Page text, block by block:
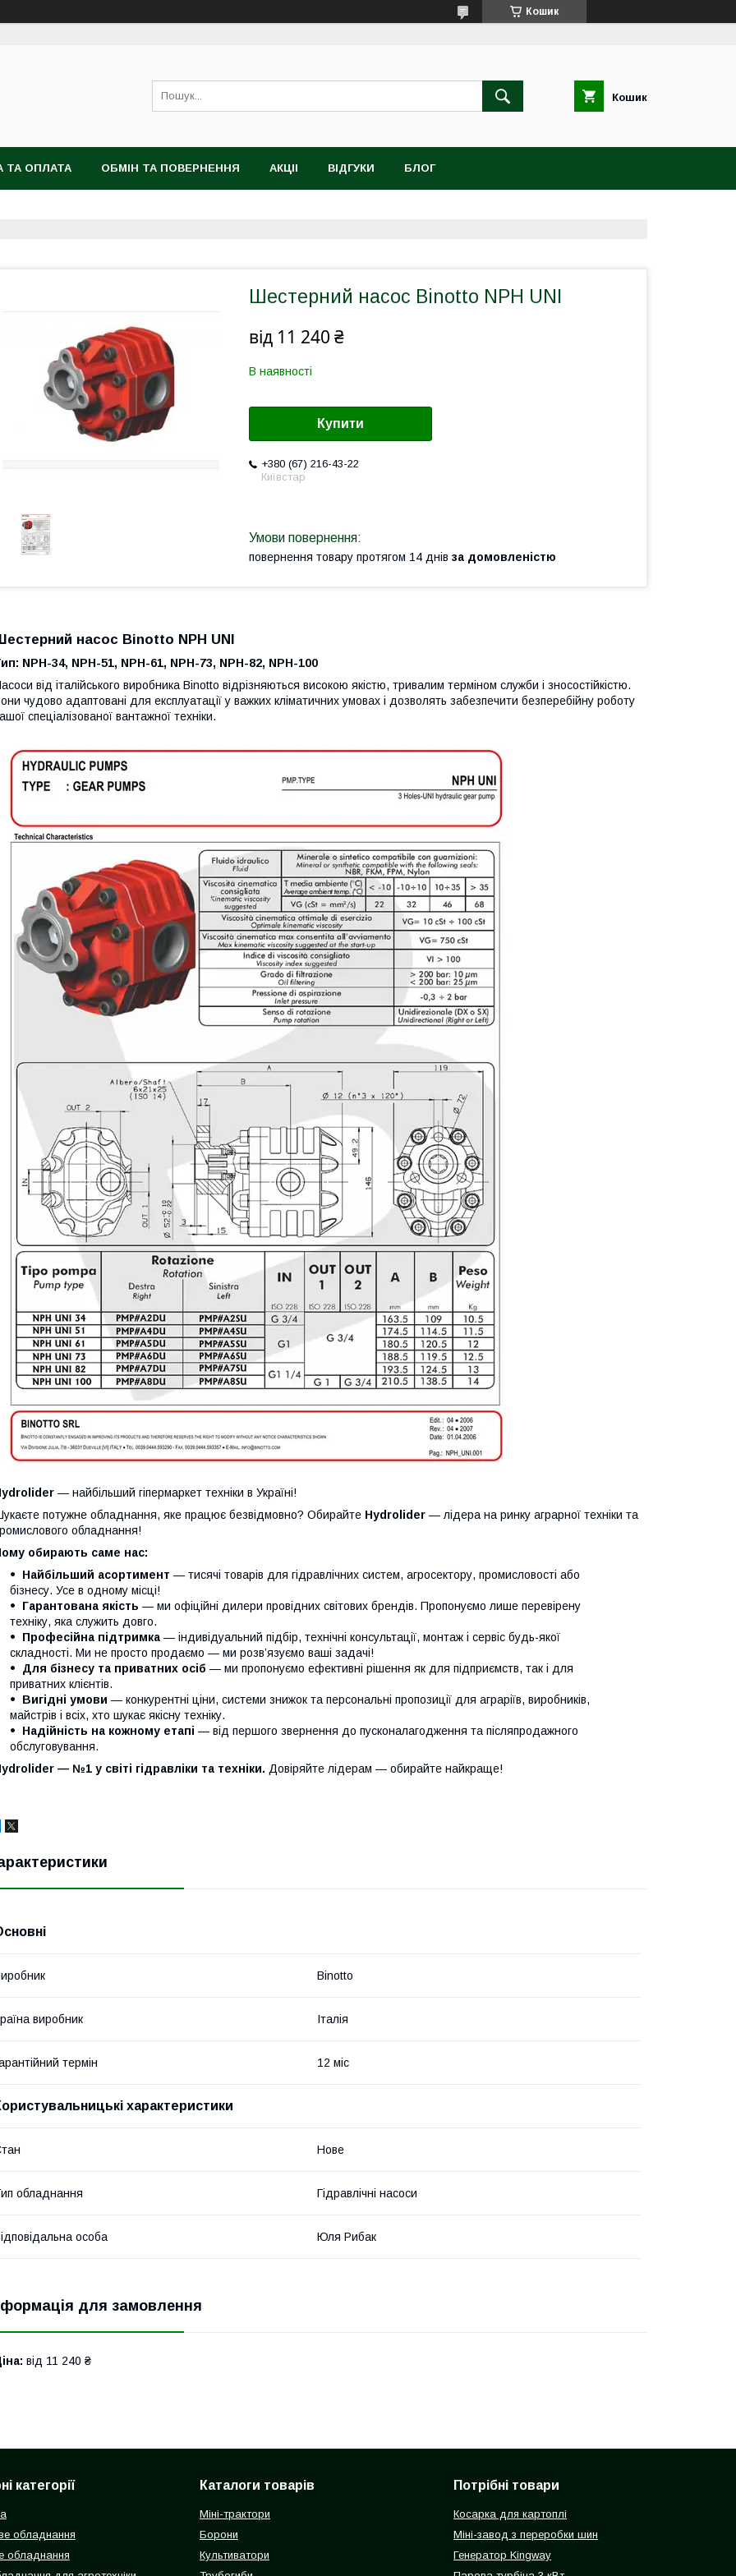
Кошик
Кошик
ТА ОПЛАТА ОБМІН ТА ПОВЕРНЕННЯ АКЦІІ ВІДГУКИ БЛОГ
Шестерний насос Binotto NPH UNI
від 11 240 ₴
В наявності
Купити
+380 (67) 216-43-22
Київстар
повернення товару протягом 14 днів за домовленістю
насос Binotto NPH UNI
NPH-34, NPH-51, NPH-61, NPH-73, NPH-82, NPH-100
від італійського виробника Binotto відрізняються високою якістю, тривалим терміном служби і зносостійкістю.
чудово адаптовані для експлуатації у важких кліматичних умовах і дозволять забезпечити безперебійну роботу
спеціалізованої вантажної техніки.
— найбільший гіпермаркет техніки в Україні!
потужне обладнання, яке працює безвідмовно? Обирайте Hydrolider — лідера на ринку аграрної техніки та
обладнання!
обирають саме нас:
Найбільший асортимент — тисячі товарів для гідравлічних систем, агросектору, промисловості або
бізнесу. Усе в одному місці!
Гарантована якість — ми офіційні дилери провідних світових брендів. Пропонуємо лише перевірену
техніку, яка служить довго.
Професійна підтримка — індивідуальний підбір, технічні консультації, монтаж і сервіс будь-якої
складності. Ми не просто продаємо — ми розв’язуємо ваші задачі!
Для бізнесу та приватних осіб — ми пропонуємо ефективні рішення як для підприємств, так і для
приватних клієнтів.
Вигідні умови — конкурентні ціни, системи знижок та персональні пропозиції для аграріїв, виробників,
майстрів і всіх, хто шукає якісну техніку.
Надійність на кожному етапі — від першого звернення до пусконалагодження та післяпродажного
обслуговування.
— №1 у світі гідравліки та техніки. Довіряйте лідерам — обирайте найкраще!
Binotto
виробник Італія
термін 12 міс
характеристики
Нове
обладнання Гідравлічні насоси
особа Юля Рибак
для замовлення
від 11 240 ₴
категорії
обладнання
обладнання
Каталоги товарів
Міні-трактори
Борони
Культиватори
Потрібні товари
Косарка для картоплі
Міні-завод з переробки шин
Генератор Kingway